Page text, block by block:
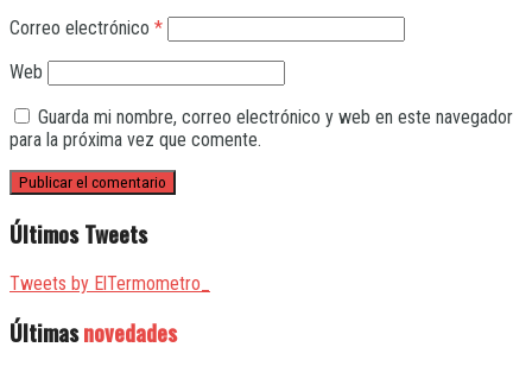
Correo electrónico *
Web
Guarda mi nombre, correo electrónico y web en este navegador
para la próxima vez que comente.
Últimos Tweets
Tweets by ElTermometro_
Últimasnovedades